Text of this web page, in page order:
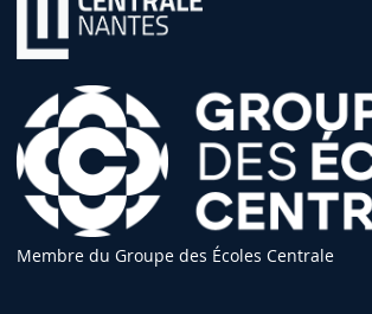
Membre du Groupe des Écoles Centrale